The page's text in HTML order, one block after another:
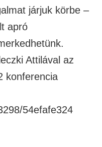
járjuk körbe –
apró
Attilával az
konferencia
54efafe324